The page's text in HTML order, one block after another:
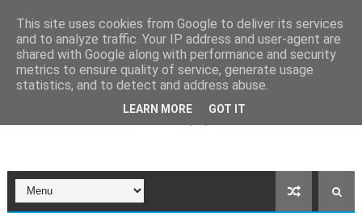
This site uses cookies from Google to deliver its services
and to analyze traffic. Your IP address and user-agent are
shared with Google along with performance and security
metrics to ensure quality of service, generate usage
statistics, and to detect and address abuse.
LEARN MORE GOT IT